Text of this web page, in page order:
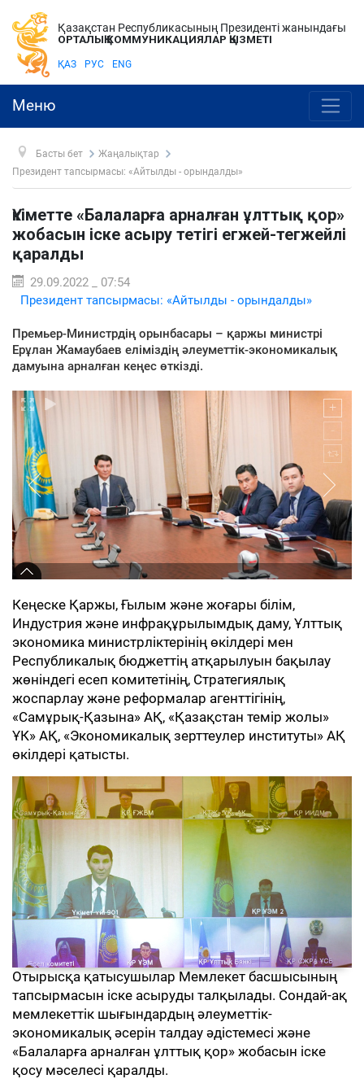
Қазақстан Республикасының Президенті жанындағы
ОРТАЛЫҚ КОММУНИКАЦИЯЛАР ҚЫЗМЕТІ
ҚАЗ РУС ENG
Меню
Басты бет
Жаңалықтар
Президент тапсырмасы: «Айтылды - орындалды»
Үкіметте «Балаларға арналған ұлттық қор»
жобасын іске асыру тетігі егжей-тегжейлі
қаралды
29.09.2022 _ 07:54
Президент тапсырмасы: «Айтылды - орындалды»
Премьер-Министрдің орынбасары – қаржы министрі
Ерұлан Жамаубаев еліміздің әлеуметтік-экономикалық
дамуына арналған кеңес өткізді.
Кеңеске Қаржы, Ғылым және жоғары білім,
Индустрия және инфрақұрылымдық даму, Ұлттық
экономика министрліктерінің өкілдері мен
Республикалық бюджеттің атқарылуын бақылау
жөніндегі есеп комитетінің, Стратегиялық
жоспарлау және реформалар агенттігінің,
«Самұрық-Қазына» АҚ, «Қазақстан темір жолы»
ҰК» АҚ, «Экономикалық зерттеулер институты» АҚ
өкілдері қатысты.
Отырысқа қатысушылар Мемлекет басшысының
тапсырмасын іске асыруды талқылады. Сондай-ақ
мемлекеттік шығындардың әлеуметтік-
экономикалық әсерін талдау әдістемесі және
«Балаларға арналған ұлттық қор» жобасын іске
қосу мәселесі қаралды.